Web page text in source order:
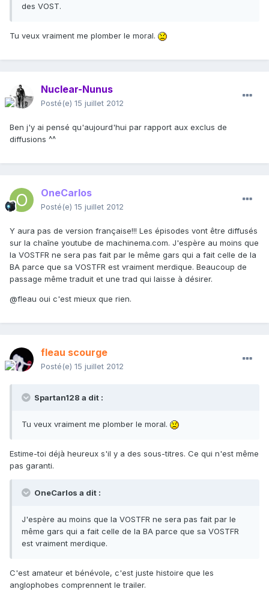
des VOST.
Tu veux vraiment me plomber le moral.
Nuclear-Nunus
Posté(e) 15 juillet 2012
Ben j'y ai pensé qu'aujourd'hui par rapport aux exclus de
diffusions ^^
OneCarlos
Posté(e) 15 juillet 2012
Y aura pas de version française!!! Les épisodes vont être diffusés
sur la chaîne youtube de machinema.com. J'espère au moins que
la VOSTFR ne sera pas fait par le même gars qui a fait celle de la
BA parce que sa VOSTFR est vraiment merdique. Beaucoup de
passage même traduit et une trad qui laisse à désirer.
@fleau oui c'est mieux que rien.
fleau scourge
Posté(e) 15 juillet 2012
Spartan128 a dit :
Tu veux vraiment me plomber le moral.
Estime-toi déjà heureux s'il y a des sous-titres. Ce qui n'est même
pas garanti.
OneCarlos a dit :
J'espère au moins que la VOSTFR ne sera pas fait par le
même gars qui a fait celle de la BA parce que sa VOSTFR
est vraiment merdique.
C'est amateur et bénévole, c'est juste histoire que les
anglophobes comprennent le trailer.